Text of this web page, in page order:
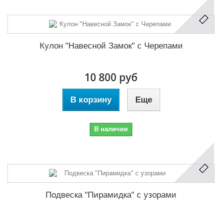
Кулон "Навесной Замок" с Черепами
10 800 руб
В корзину Еще
В наличии
Подвеска "Пирамидка" с узорами